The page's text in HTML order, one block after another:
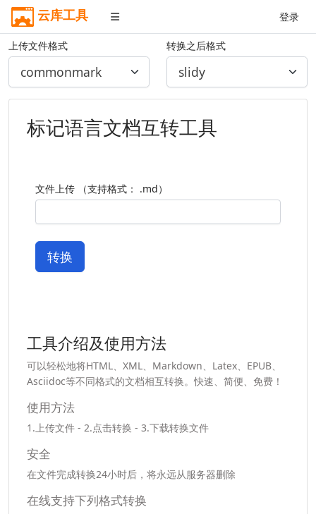
云库工具 登录
上传文件格式 转换之后格式
标记语言文档互转工具
文件上传 （支持格式： .md）
转换
工具介绍及使用方法
可以轻松地将HTML、XML、Markdown、Latex、EPUB、
Asciidoc等不同格式的文档相互转换。快速、简便、免费！
使用方法
1.上传文件 - 2.点击转换 - 3.下载转换文件
安全
在文件完成转换24小时后，将永远从服务器删除
在线支持下列格式转换